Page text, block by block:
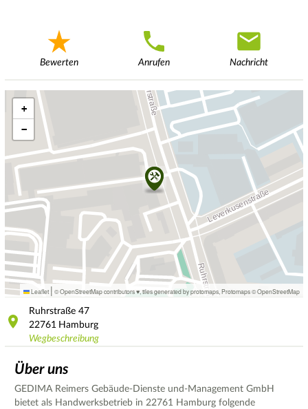
Bewerten Anrufen Nachricht
+
−
Leaflet | © OpenStreetMap contributors ♥, tiles generated by protomaps Protomaps©OpenStreetMap
Ruhrstraße 47
22761 Hamburg
Wegbeschreibung
Über uns
GEDIMA Reimers Gebäude-Dienste und-Management GmbH
bietet als Handwerksbetrieb in 22761 Hamburg folgende